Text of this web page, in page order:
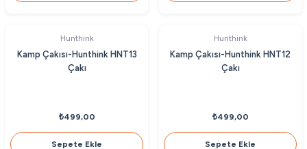
Hunthink
Kamp Çakısı-Hunthink HNT13
Çakı
₺499,00
Sepete Ekle
Hunthink
Kamp Çakısı-Hunthink HNT12
Çakı
₺499,00
Sepete Ekle